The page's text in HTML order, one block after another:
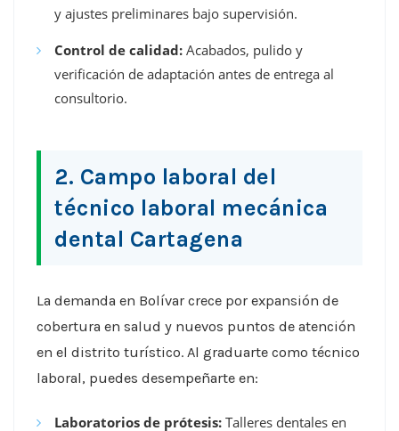
y ajustes preliminares bajo supervisión.
Control de calidad: Acabados, pulido y
verificación de adaptación antes de entrega al
consultorio.
2. Campo laboral del
técnico laboral mecánica
dental Cartagena
La demanda en Bolívar crece por expansión de
cobertura en salud y nuevos puntos de atención
en el distrito turístico. Al graduarte como técnico
laboral, puedes desempeñarte en:
Laboratorios de prótesis: Talleres dentales en